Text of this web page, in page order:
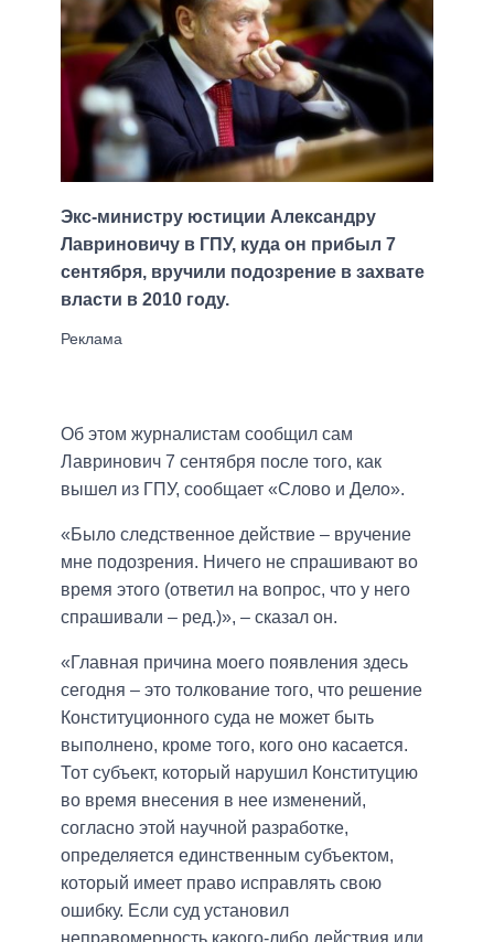
Экс-министру юстиции Александру
Лавриновичу в ГПУ, куда он прибыл 7
сентября, вручили подозрение в захвате
власти в 2010 году.
Об этом журналистам сообщил сам
Лавринович 7 сентября после того, как
вышел из ГПУ, сообщает «Слово и Дело».
«Было следственное действие – вручение
мне подозрения. Ничего не спрашивают во
время этого (ответил на вопрос, что у него
спрашивали – ред.)», – сказал он.
«Главная причина моего появления здесь
сегодня – это толкование того, что решение
Конституционного суда не может быть
выполнено, кроме того, кого оно касается.
Тот субъект, который нарушил Конституцию
во время внесения в нее изменений,
согласно этой научной разработке,
определяется единственным субъектом,
который имеет право исправлять свою
ошибку. Если суд установил